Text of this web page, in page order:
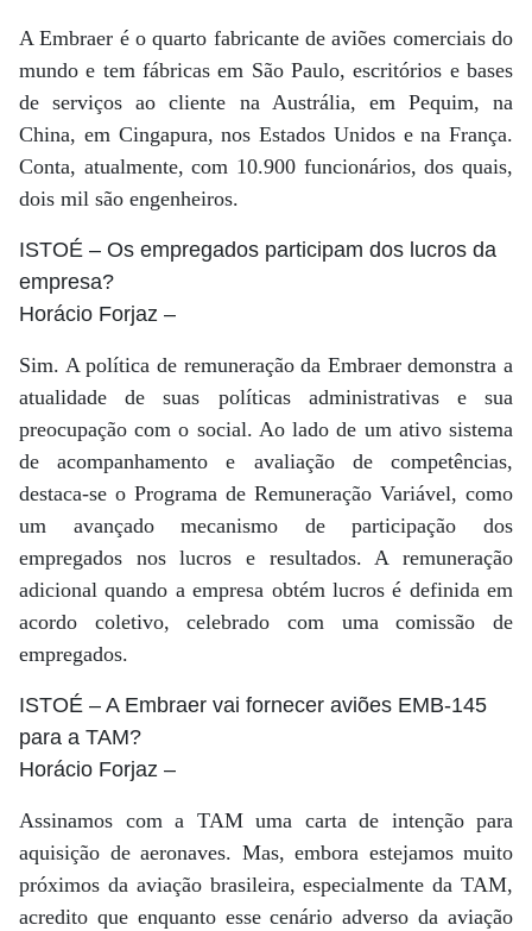
A Embraer é o quarto fabricante de aviões comerciais do
mundo e tem fábricas em São Paulo, escritórios e bases
de serviços ao cliente na Austrália, em Pequim, na
China, em Cingapura, nos Estados Unidos e na França.
Conta, atualmente, com 10.900 funcionários, dos quais,
dois mil são engenheiros.
ISTOÉ – Os empregados participam dos lucros da
empresa?
Horácio Forjaz –
Sim. A política de remuneração da Embraer demonstra a
atualidade de suas políticas administrativas e sua
preocupação com o social. Ao lado de um ativo sistema
de acompanhamento e avaliação de competências,
destaca-se o Programa de Remuneração Variável, como
um avançado mecanismo de participação dos
empregados nos lucros e resultados. A remuneração
adicional quando a empresa obtém lucros é definida em
acordo coletivo, celebrado com uma comissão de
empregados.
ISTOÉ – A Embraer vai fornecer aviões EMB-145
para a TAM?
Horácio Forjaz –
Assinamos com a TAM uma carta de intenção para
aquisição de aeronaves. Mas, embora estejamos muito
próximos da aviação brasileira, especialmente da TAM,
acredito que enquanto esse cenário adverso da aviação